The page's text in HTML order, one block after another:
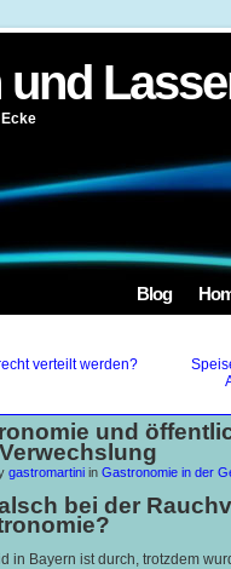
und
Blog
verteilt werden?
und
gastromartini inGastronomie in der
bei der
in Bayern ist durch, trotzdem